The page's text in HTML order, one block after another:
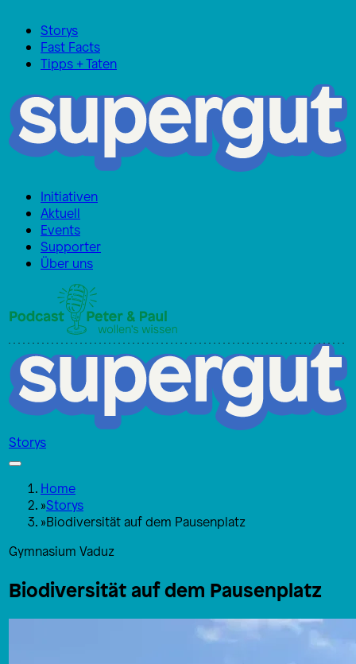
Storys
Fast Facts
Tipps + Taten
Initiativen
Aktuell
Events
Supporter
Über uns
Storys
Home
»Storys
»Biodiversität auf dem Pausenplatz
Gymnasium Vaduz
Biodiversität auf dem Pausenplatz